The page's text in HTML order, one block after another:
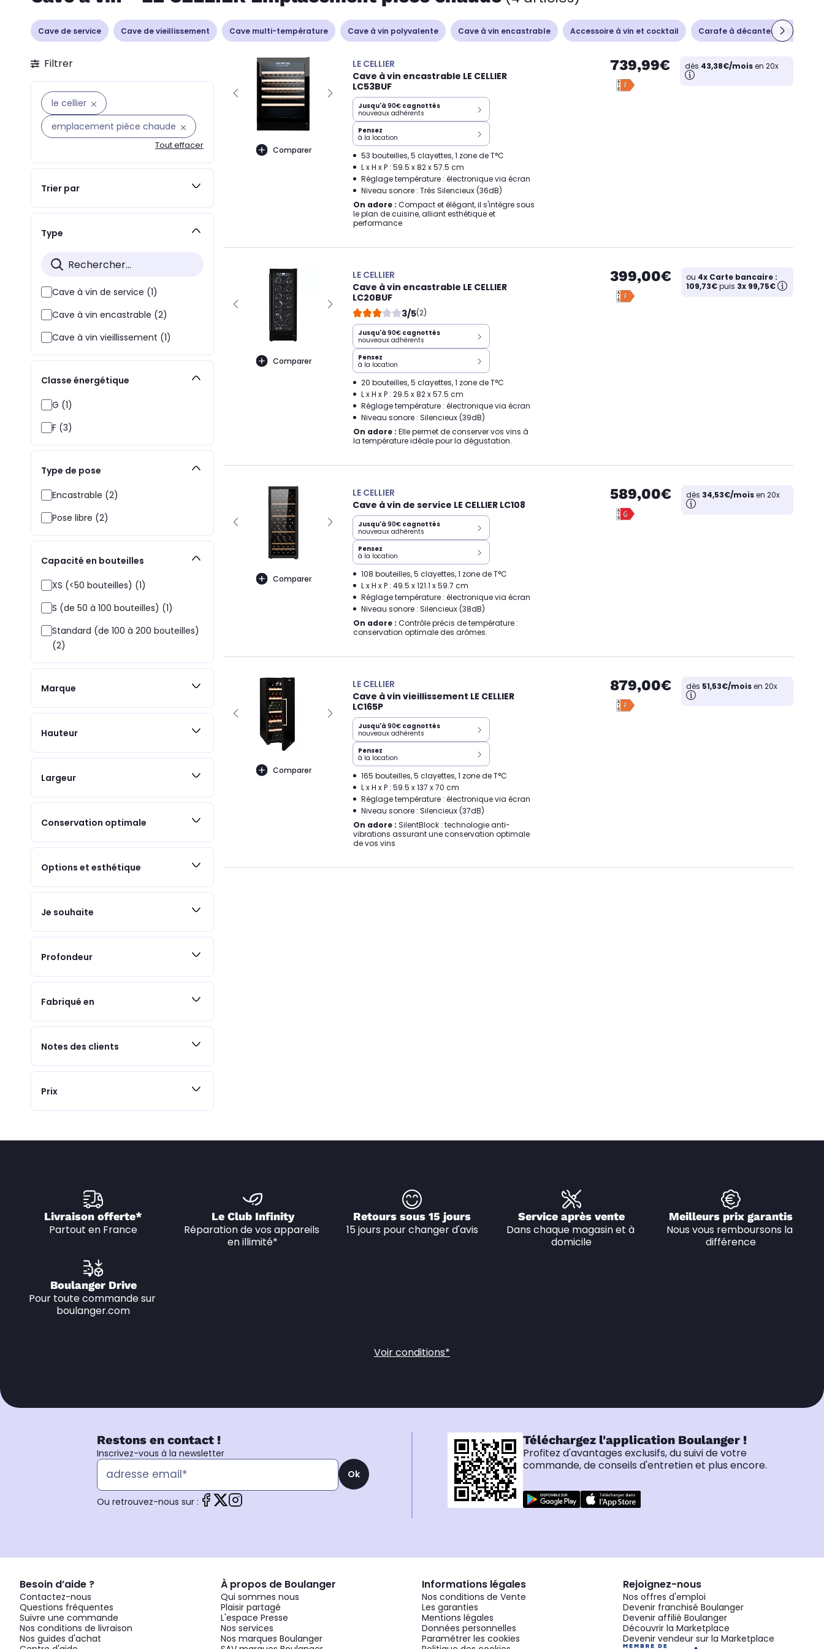
Cave de service Cave de vieillissement Cave multi-température Cave à vin polyvalente Cave à vin encastrable Accessoire à vin et cocktail Carafe à décanter - Aérateur
Filtrer
le cellier
emplacement pièce chaude
Tout effacer
Trier par
Type
Cave à vin de service (1)
Cave à vin encastrable (2)
Cave à vin vieillissement (1)
Classe énergétique
G (1)
F (3)
Type de pose
Encastrable (2)
Pose libre (2)
Capacité en bouteilles
XS (<50 bouteilles) (1)
S (de 50 à 100 bouteilles) (1)
Standard (de 100 à 200 bouteilles)
(2)
Marque
Hauteur
Largeur
Conservation optimale
Options et esthétique
Je souhaite
Profondeur
Fabriqué en
Notes des clients
Prix
Comparer
LE CELLIER
Cave à vin encastrable LE CELLIER
LC53BUF
Jusqu'à 90€ cagnottés
nouveaux adhérents
Pensez
à la location
53 bouteilles, 5 clayettes, 1 zone de T°C
L x H x P : 59.5 x 82 x 57.5 cm
Réglage température : électronique via écran
Niveau sonore : Très Silencieux (36dB)
On adore : Compact et élégant, il s'intègre sous
le plan de cuisine, alliant esthétique et
performance
739,99€ dès 43,38€/moisen 20x
Comparer
LE CELLIER
Cave à vin encastrable LE CELLIER
LC20BUF
3/5(2)
Jusqu'à 90€ cagnottés
nouveaux adhérents
Pensez
à la location
20 bouteilles, 5 clayettes, 1 zone de T°C
L x H x P : 29.5 x 82 x 57.5 cm
Réglage température : électronique via écran
Niveau sonore : Silencieux (39dB)
On adore : Elle permet de conserver vos vins à
la température idéale pour la dégustation.
399,00€ ou 4x Carte bancaire :
109,73€puis 3x 99,75€
Comparer
LE CELLIER
Cave à vin de service LE CELLIER LC108
Jusqu'à 90€ cagnottés
nouveaux adhérents
Pensez
à la location
108 bouteilles, 5 clayettes, 1 zone de T°C
L x H x P : 49.5 x 121.1 x 59.7 cm
Réglage température : électronique via écran
Niveau sonore : Silencieux (38dB)
On adore : Contrôle précis de température :
conservation optimale des arômes.
589,00€ dès 34,53€/moisen 20x
Comparer
LE CELLIER
Cave à vin vieillissement LE CELLIER
LC165P
Jusqu'à 90€ cagnottés
nouveaux adhérents
Pensez
à la location
165 bouteilles, 5 clayettes, 1 zone de T°C
L x H x P : 59.5 x 137 x 70 cm
Réglage température : électronique via écran
Niveau sonore : Silencieux (37dB)
On adore : SilentBlock : technologie anti-
vibrations assurant une conservation optimale
de vos vins
879,00€ dès 51,53€/moisen 20x
Livraison offerte*
Partout en France
Le Club Infinity
Réparation de vos appareils
en illimité*
Retours sous 15 jours
15 jours pour changer d'avis
Service après vente
Dans chaque magasin et à
domicile
Meilleurs prix garantis
Nous vous remboursons la
différence
Boulanger Drive
Pour toute commande sur
boulanger.com
Voir conditions*
Restons en contact !
Inscrivez-vous à la newsletter
Ok
Ou retrouvez-nous sur :
Téléchargez l'application Boulanger !
Profitez d'avantages exclusifs, du suivi de votre
commande, de conseils d'entretien et plus encore.
Besoin d’aide ?
Contactez-nous
Questions fréquentes
Suivre une commande
Nos conditions de livraison
Nos guides d'achat
À propos de Boulanger
Qui sommes nous
Plaisir partagé
L'espace Presse
Nos services
Nos marques Boulanger
Informations légales
Nos conditions de Vente
Les garanties
Mentions légales
Données personnelles
Paramétrer les cookies
Rejoignez-nous
Nos offres d'emploi
Devenir franchisé Boulanger
Devenir affilié Boulanger
Découvrir la Marketplace
Devenir vendeur sur la Marketplace